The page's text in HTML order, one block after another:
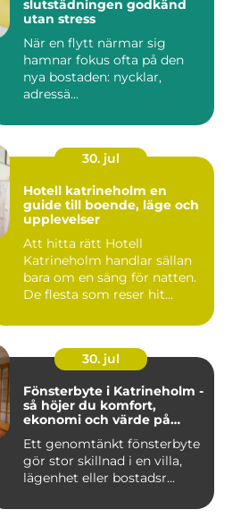
slutstädningen godkänd
utan stress
När en flytt närmar sig
hamnar fokus ofta på den
nya bostaden: nycklar,
adressä...
30. jul
Hotell katrineholm en
guide till boende, läge och
upplevelser
Att hitta rätt Hotell
Katrineholm handlar sällan
bara om en säng för natten.
De flesta som reser hit...
30. jul
Fönsterbyte i Katrineholm -
så höjer du komfort,
ekonomi och värde på
Ett genomtänkt fönsterbyte
gör stor skillnad i en villa,
lägenhet eller bostadsr...